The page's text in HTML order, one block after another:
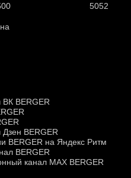
5052